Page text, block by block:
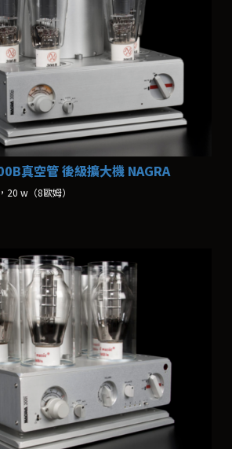
真空管 後級擴大機 NAGRA
20 w（8歐姆）